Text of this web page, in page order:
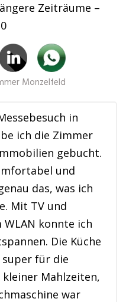
Zeiträume –
Monzelfeld
in
ich die Zimmer
gebucht.
und
das, was ich
Mit TV und
WLAN konnte ich
Die Küche
super für die
Mahlzeiten,
war